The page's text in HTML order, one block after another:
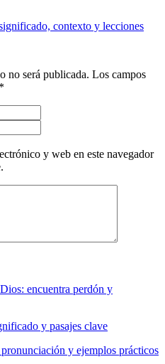
contexto y lecciones
no será publicada. Los campos
*
y web en este navegador
encuentra perdón y
y pasajes clave
y ejemplos prácticos